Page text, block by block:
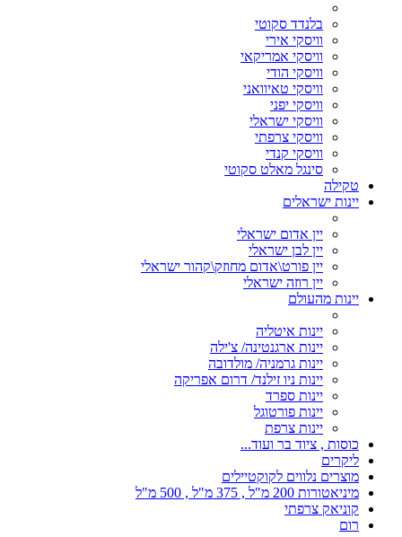
בלנדד סקוטי
וויסקי אירי
וויסקי אמריקאי
וויסקי הודי
וויסקי טאיוואני
וויסקי יפני
וויסקי ישראלי
וויסקי צרפתי
וויסקי קנדי
סינגל מאלט סקוטי
טקילה
יינות ישראלים
יין אדום ישראלי
יין לבן ישראלי
יין פורט\אדום מחוזק\קהור ישראלי
יין רוזה ישראלי
יינות מהעולם
יינות איטליה
יינות ארגנטינה/ צ'ילה
יינות גרמניה/ מולדובה
יינות ניו זילנד/ דרום אפריקה
יינות ספרד
יינות פורטוגל
יינות צרפת
כוסות , ציוד בר ועוד...
ליקרים
מוצרים נלווים לקוקטיילים
מיניאטורות 200 מ"ל , 375 מ"ל , 500 מ"ל
קוניאק צרפתי
רום